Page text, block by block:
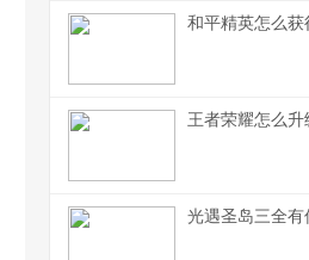
和平精英怎么获
王者荣耀怎么升
光遇圣岛三全有